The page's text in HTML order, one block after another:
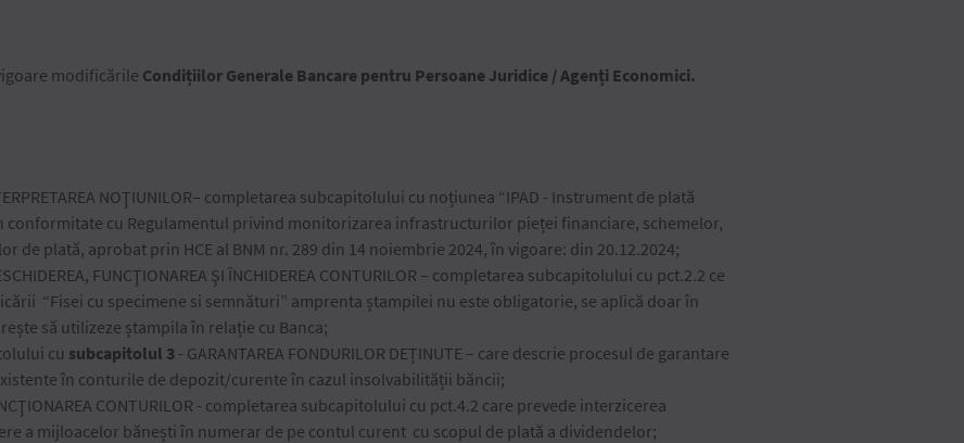
modificările Condițiilor Generale Bancare pentru Persoane Juridice / Agenți Economici.
NOŢIUNILOR– completarea subcapitolului cu noțiunea “IPAD - Instrument de plată
conformitate cu Regulamentul privind monitorizarea infrastructurilor pieței financiare, schemelor,
de plată, aprobat prin HCE al BNM nr. 289 din 14 noiembrie 2024, în vigoare: din 20.12.2024;
FUNCŢIONAREA ŞI ÎNCHIDEREA CONTURILOR – completarea subcapitolului cu pct.2.2 ce
“Fisei cu specimene si semnături” amprenta ștampilei nu este obligatorie, se aplică doar în
să utilizeze ștampila în relație cu Banca;
cu subcapitolul 3 - GARANTAREA FONDURILOR DEȚINUTE – care descrie procesul de garantare
în conturile de depozit/curente în cazul insolvabilității băncii;
CONTURILOR - completarea subcapitolului cu pct.4.2 care prevede interzicerea
a mijloacelor bănești în numerar de pe contul curent cu scopul de plată a dividendelor;